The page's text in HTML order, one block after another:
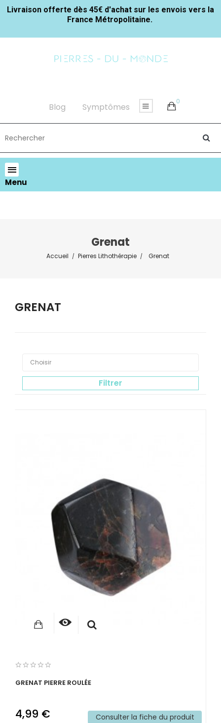
Livraison offerte dès 45€ d'achat sur les envois vers la
France Métropolitaine.
Blog Symptômes
0
Menu
Grenat
Accueil Pierres Lithothérapie Grenat
GRENAT
Choisir
Filtrer
GRENAT PIERRE ROULÉE
4,99 € Consulter la fiche du produit